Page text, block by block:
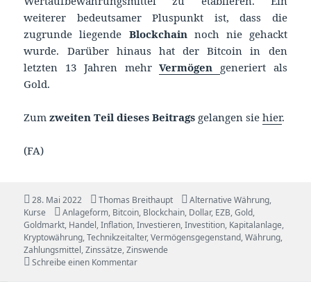
weiterer bedeutsamer Pluspunkt ist, dass die
zugrunde liegende Blockchain noch nie gehackt
wurde. Darüber hinaus hat der Bitcoin in den
letzten 13 Jahren mehrVermögen
generiert als
Gold.
Zumzweiten Teil dieses Beitrags gelangen siehier.
(FA)
Veröffentlicht
am
28. Mai 2022 Autor
Thomas Breithaupt Kategorien
Alternative Währung,
Kurse
Schlagwörter
Anlageform, Bitcoin, Blockchain, Dollar, EZB,Gold,
Goldmarkt, Handel,Inflation,Investieren,Investition, Kapitalanlage,
Kryptowährung,Technikzeitalter,Vermögensgegenstand,Währung,
Zahlungsmittel,Zinssätze,Zinswende
Schreibe einen Kommentarzu Bitcoin vs. Gold – Teil 1